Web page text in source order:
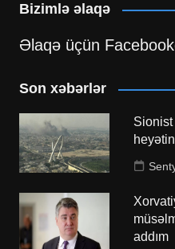
Bizimlə əlaqə
Əlaqə üçün
Son xəbərlər
addım